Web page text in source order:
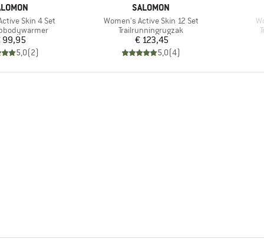
Skin 4 Set
Prijs
99,95
5,0(2)
MERK
SALOMON
Artikel
Women's Active Skin 12 Set
Productgroep
Trailrunningrugzak
Prijs
€ 123,45
5,0(4)